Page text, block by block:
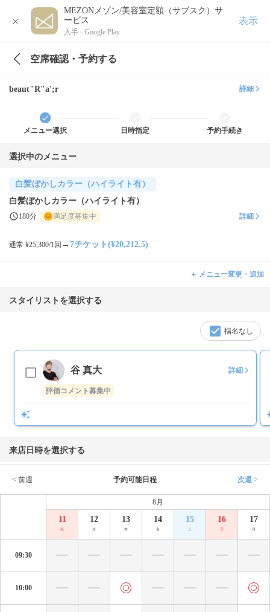
×
MEZONメゾン/美容室定額（サブスク）サ
ービス
入手 - Google Play
表示
空席確認・予約する
beaut"R"a';r 詳細
メニュー選択 日時指定 予約手続き
選択中のメニュー
白髪ぼかしカラー（ハイライト有）
白髪ぼかしカラー（ハイライト有）
180分 満足度募集中 詳細
通常 ¥25,300/1回 → 7チケット(¥20,212.5)
＋ メニュー変更・追加
スタイリストを選択する
指名なし
谷 真大 詳細
評価コメント募集中
来店日時を選択する
< 前週 予約可能日程 次週 >
8月
11
祝
12
水
13
木
14
金
15
土
16
日
17
月
09:30
10:00